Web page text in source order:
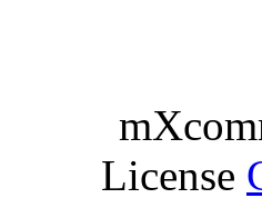
License